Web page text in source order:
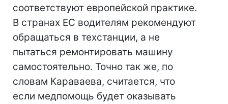
соответствуют европейской практике.
В странах ЕС водителям рекомендуют
обращаться в техстанции, а не
пытаться ремонтировать машину
самостоятельно. Точно так же, по
словам Караваева, считается, что
если медпомощь будет оказывать